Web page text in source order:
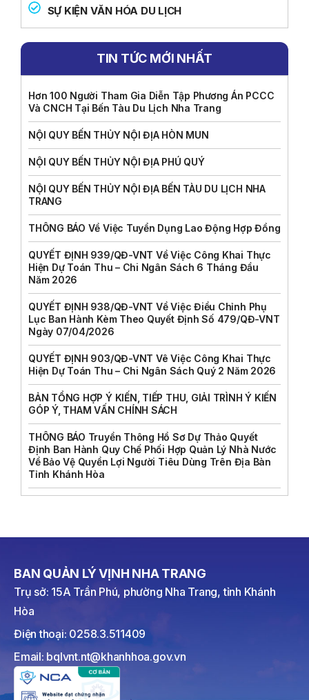
SỰ KIỆN VĂN HÓA DU LỊCH
TIN TỨC MỚI NHẤT
Hơn 100 Người Tham Gia Diễn Tập Phương Án PCCC
Và CNCH Tại Bến Tàu Du Lịch Nha Trang
NỘI QUY BẾN THỦY NỘI ĐỊA HÒN MUN
NỘI QUY BẾN THỦY NỘI ĐỊA PHÚ QUÝ
NỘI QUY BẾN THỦY NỘI ĐỊA BẾN TÀU DU LỊCH NHA
TRANG
THÔNG BÁO Về Việc Tuyển Dụng Lao Động Hợp Đồng
QUYẾT ĐỊNH 939/QĐ-VNT Về Việc Công Khai Thực
Hiện Dự Toán Thu – Chi Ngân Sách 6 Tháng Đầu
Năm 2026
QUYẾT ĐỊNH 938/QĐ-VNT Về Việc Điều Chỉnh Phụ
Lục Ban Hành Kèm Theo Quyết Định Số 479/QĐ-VNT
Ngày 07/04/2026
QUYẾT ĐỊNH 903/QĐ-VNT Vê Việc Công Khai Thực
Hiện Dự Toán Thu – Chi Ngân Sách Quý 2 Năm 2026
BẢN TỔNG HỢP Ý KIẾN, TIẾP THU, GIẢI TRÌNH Ý KIẾN
GÓP Ý, THAM VẤN CHÍNH SÁCH
THÔNG BÁO Truyền Thông Hồ Sơ Dự Thảo Quyết
Định Ban Hành Quy Chế Phối Hợp Quản Lý Nhà Nước
Về Bảo Vệ Quyền Lợi Người Tiêu Dùng Trên Địa Bàn
Tỉnh Khánh Hòa
BAN QUẢN LÝ VỊNH NHA TRANG
Trụ sở: 15A Trần Phú, phường Nha Trang, tỉnh Khánh
Hòa
Điện thoại: 0258.3.511409
Email: bqlvnt.nt@khanhhoa.gov.vn